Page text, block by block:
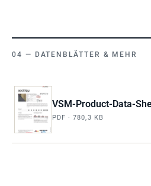
DATENBLÄTTER & MEHR
VSM-Product-Data-
PDF · 780,3 KB